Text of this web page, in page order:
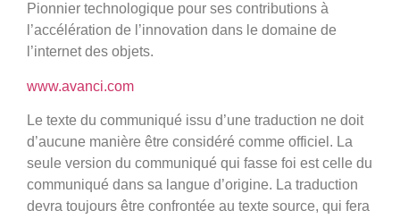
Pionnier technologique pour ses contributions à
l’accélération de l’innovation dans le domaine de
l’internet des objets.
www.avanci.com
Le texte du communiqué issu d’une traduction ne doit
d’aucune manière être considéré comme officiel. La
seule version du communiqué qui fasse foi est celle du
communiqué dans sa langue d’origine. La traduction
devra toujours être confrontée au texte source, qui fera